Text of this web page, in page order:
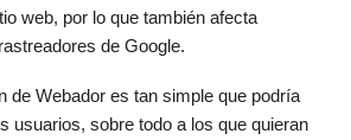
web, por lo que también afecta
de Google.
de Webador es tan simple que podría
usuarios, sobre todo a los que quieran